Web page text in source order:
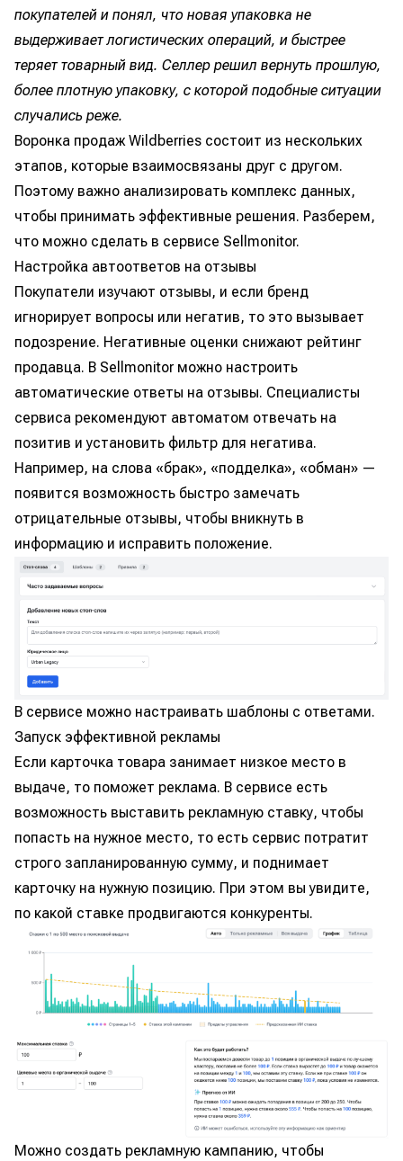
покупателей и понял, что новая упаковка не
выдерживает логистических операций, и быстрее
теряет товарный вид. Селлер решил вернуть прошлую,
более плотную упаковку, с которой подобные ситуации
случались реже.
Воронка продаж Wildberries состоит из нескольких
этапов, которые взаимосвязаны друг с другом.
Поэтому важно анализировать комплекс данных,
чтобы принимать эффективные решения. Разберем,
что можно сделать в сервисе Sellmonitor.
Настройка автоответов на отзывы
Покупатели изучают отзывы, и если бренд
игнорирует вопросы или негатив, то это вызывает
подозрение. Негативные оценки снижают рейтинг
продавца. В Sellmonitor можно настроить
автоматические ответы на отзывы. Специалисты
сервиса рекомендуют автоматом отвечать на
позитив и установить фильтр для негатива.
Например, на слова «брак», «подделка», «обман» —
появится возможность быстро замечать
отрицательные отзывы, чтобы вникнуть в
информацию и исправить положение.
В сервисе можно настраивать шаблоны с ответами.
Запуск эффективной рекламы
Если карточка товара занимает низкое место в
выдаче, то поможет реклама. В сервисе есть
возможность выставить рекламную ставку, чтобы
попасть на нужное место, то есть сервис потратит
строго запланированную сумму, и поднимает
карточку на нужную позицию. При этом вы увидите,
по какой ставке продвигаются конкуренты.
Можно создать рекламную кампанию, чтобы